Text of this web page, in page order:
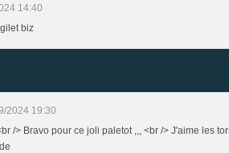
14:40
biz
2024 19:30
/> Bravo pour ce joli paletot ,,, <br /> J'aime les